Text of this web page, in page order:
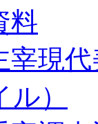
料
宰現
）